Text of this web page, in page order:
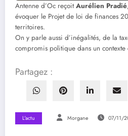
Antenne d’Oc reçoitAurélien Pradié
évoquer le Projet de loi de finances
territoires.
On y parle aussi d’inégalités, de la
compromis politique dans un contexte
Partagez :
L'actu Morgane 07/11/